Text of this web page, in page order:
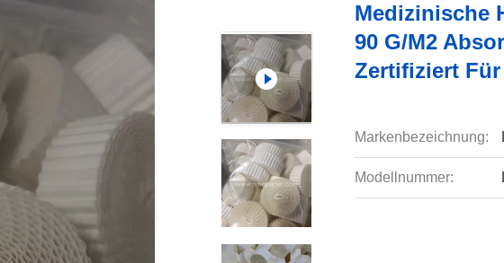
Medizinische
90 G/m2
Zertifiziert
Markenbezeichnung:
Modellnummer: